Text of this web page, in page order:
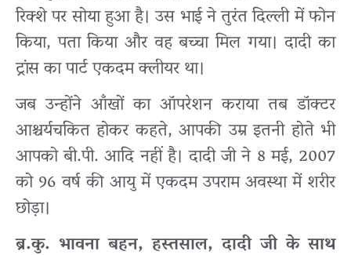
रिक्शे पर सोया हुआ है। उस भाई ने तुरंत दिल्ली में फोन
किया, पता किया और वह बच्चा मिल गया। दादी का
ट्रांस का पार्ट एकदम क्लीयर था।
जब उन्होंने आँखों का ऑपरेशन कराया तब डॉक्टर
आश्चर्यचकित होकर कहते, आपकी उम्र इतनी होते भी
आपको बी.पी. आदि नहीं है। दादी जी ने 8 मई, 2007
को 96 वर्ष की आयु में एकदम उपराम अवस्था में शरीर
छोड़ा।
ब्र.कु. भावना बहन, हस्तसाल, दादी जी के साथ